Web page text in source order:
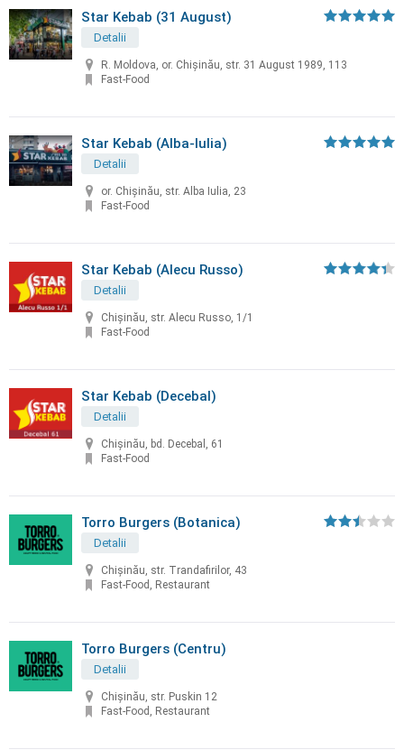
Star Kebab (31 August)
Detalii
R. Moldova, or. Chișinău, str. 31 August 1989, 113
Fast-Food
Star Kebab (Alba-Iulia)
Detalii
or. Chișinău, str. Alba Iulia, 23
Fast-Food
Star Kebab (Alecu Russo)
Detalii
Chişinău, str. Alecu Russo, 1/1
Fast-Food
Star Kebab (Decebal)
Detalii
Chișinău, bd. Decebal, 61
Fast-Food
Torro Burgers (Botanica)
Detalii
Chișinău, str. Trandafirilor, 43
Fast-Food, Restaurant
Torro Burgers (Centru)
Detalii
Chișinău, str. Puskin 12
Fast-Food, Restaurant